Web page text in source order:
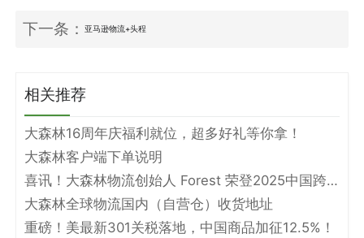
下一条：亚马逊物流+头程
相关推荐
大森林16周年庆福利就位，超多好礼等你拿！
大森林客户端下单说明
喜讯！大森林物流创始人 Forest 荣登2025中国跨境电商物流名人堂！
大森林全球物流国内（自营仓）收货地址
重磅！美最新301关税落地，中国商品加征12.5%！